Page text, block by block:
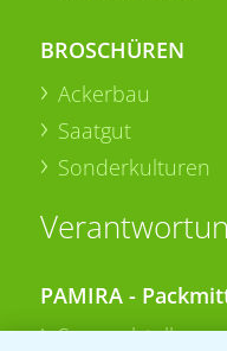
BROSCHÜREN
Ackerbau
Saatgut
Sonderkulturen
PAMIRA -
Sammelstellen